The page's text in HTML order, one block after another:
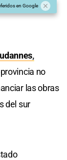
en Google
,
no
las obras
del sur